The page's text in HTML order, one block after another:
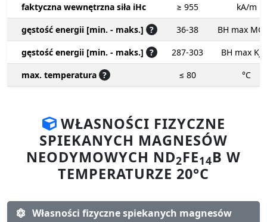
faktyczna wewnętrzna siła iHc
≥ 955
kA/m
gęstość energii [min. - maks.] ? 36-38
BH max
gęstość energii [min. - maks.] ? 287-303
BH max
max. temperatura ? ≤ 80 °C
WŁASNOŚCI FIZYCZNE
SPIEKANYCH MAGNESÓW
NEODYMOWYCH ND2FE14B W
TEMPERATURZE 20°C
Własności fizyczne spiekanych magnesów